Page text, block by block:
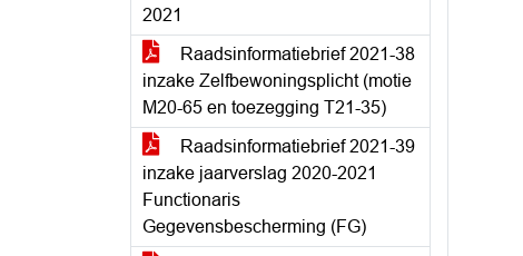
2021
Raadsinformatiebrief 2021-38
inzake Zelfbewoningsplicht (motie
M20-65 en toezegging T21-35)
Raadsinformatiebrief 2021-39
inzake jaarverslag 2020-2021
Functionaris
Gegevensbescherming (FG)